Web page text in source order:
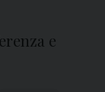
e